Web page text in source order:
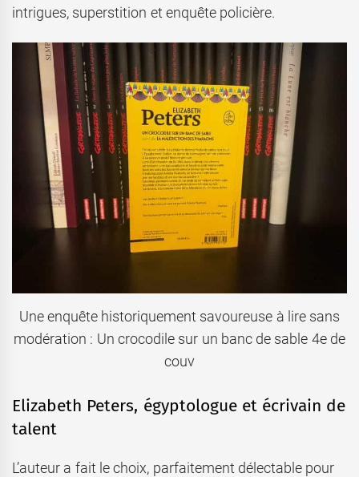
intrigues, superstition et enquête policière.
Une enquête historiquement savoureuse à lire sans
modération : Un crocodile sur un banc de sable 4e de
couv
Elizabeth Peters, égyptologue et écrivain de
talent
L’auteur a fait le choix, parfaitement délectable pour